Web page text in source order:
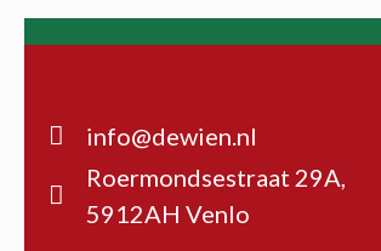
info@dewien.nl
Roermondsestraat 29A,
5912AH Venlo